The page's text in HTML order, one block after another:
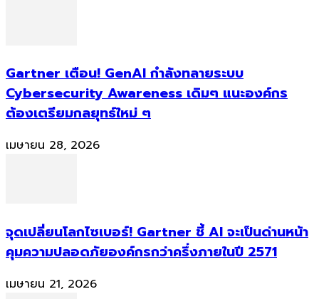
Gartner เตือน! GenAI กำลังทลายระบบ
Cybersecurity Awareness เดิมๆ แนะองค์กร
ต้องเตรียมกลยุทธ์ใหม่ ๆ
เมษายน 28, 2026
จุดเปลี่ยนโลกไซเบอร์! Gartner ชี้ AI จะเป็นด่านหน้า
คุมความปลอดภัยองค์กรกว่าครึ่งภายในปี 2571
เมษายน 21, 2026